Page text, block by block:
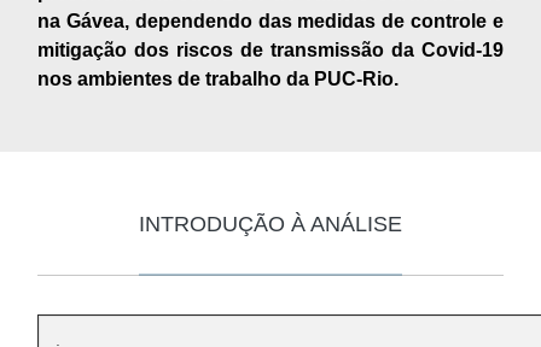
na Gávea, dependendo das medidas de controle e
mitigação dos riscos de transmissão da Covid-19
nos ambientes de trabalho da PUC-Rio.
INTRODUÇÃO À ANÁLISE